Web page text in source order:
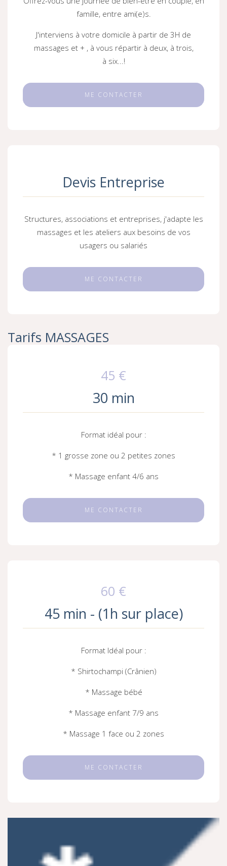
famille, entre ami(e)s.
J'interviens à votre domicile à partir de 3H de
massages et + , à vous répartir à deux, à trois,
à six...!
ME CONTACTER
Devis Entreprise
Structures, associations et entreprises, j'adapte les
massages et les ateliers aux besoins de vos
usagers ou salariés
ME CONTACTER
Tarifs MASSAGES
45 €
30 min
Format idéal pour :
* 1 grosse zone ou 2 petites zones
* Massage enfant 4/6 ans
ME CONTACTER
60 €
45 min - (1h sur place)
Format Idéal pour :
* Shirtochampi (Crânien)
* Massage bébé
* Massage enfant 7/9 ans
* Massage 1 face ou 2 zones
ME CONTACTER